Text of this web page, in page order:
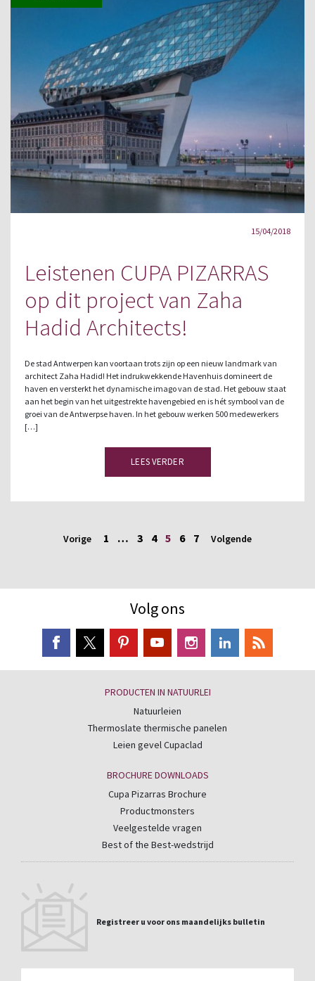
15/04/2018
Leistenen CUPA PIZARRAS
op dit project van Zaha
Hadid Architects!
De stad Antwerpen kan voortaan trots zijn op een nieuw landmark van
architect Zaha Hadid! Het indrukwekkende Havenhuis domineert de
haven en versterkt het dynamische imago van de stad. Het gebouw staat
aan het begin van het uitgestrekte havengebied en is hét symbool van de
groei van de Antwerpse haven. In het gebouw werken 500 medewerkers
[…]
LEES VERDER
Vorige 1 … 3 4 5 6 7 Volgende
Volg ons
PRODUCTEN IN NATUURLEI
Natuurleien
Thermoslate thermische panelen
Leien gevel Cupaclad
BROCHURE DOWNLOADS
Cupa Pizarras Brochure
Productmonsters
Veelgestelde vragen
Best of the Best-wedstrijd
Registreer u voor ons maandelijks bulletin